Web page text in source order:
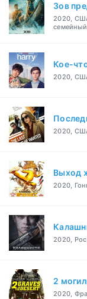
Зов
2020,
семейный
Кое-
2020,
2020,
Выход
2020,
2020,
2
2020,